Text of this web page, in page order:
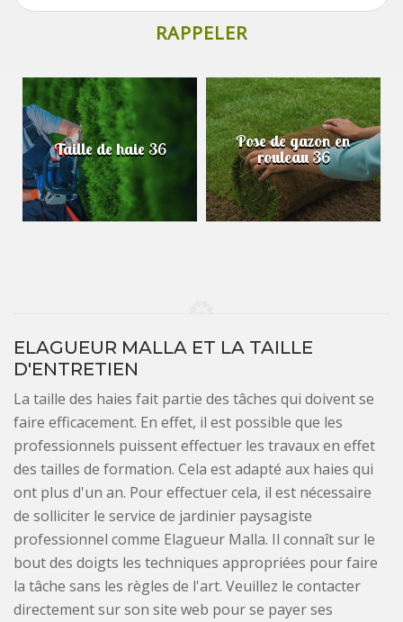
Taille de haie 36 Pose de gazon en
rouleau 36
ELAGUEUR MALLA ET LA TAILLE
D'ENTRETIEN
La taille des haies fait partie des tâches qui doivent se
faire efficacement. En effet, il est possible que les
professionnels puissent effectuer les travaux en effet
des tailles de formation. Cela est adapté aux haies qui
ont plus d'un an. Pour effectuer cela, il est nécessaire
de solliciter le service de jardinier paysagiste
professionnel comme Elagueur Malla. Il connaît sur le
bout des doigts les techniques appropriées pour faire
la tâche sans les règles de l'art. Veuillez le contacter
directement sur son site web pour se payer ses